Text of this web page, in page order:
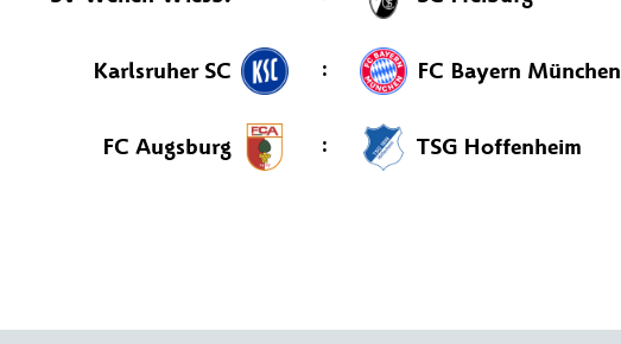
Karlsruher SC : FC Bayern München
FC Augsburg : TSG Hoffenheim